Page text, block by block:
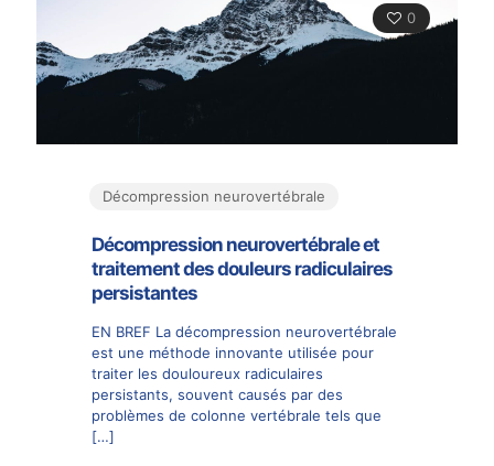
0
Décompression neurovertébrale
Décompression neurovertébrale et
traitement des douleurs radiculaires
persistantes
EN BREF La décompression neurovertébrale
est une méthode innovante utilisée pour
traiter les douloureux radiculaires
persistants, souvent causés par des
problèmes de colonne vertébrale tels que
[…]